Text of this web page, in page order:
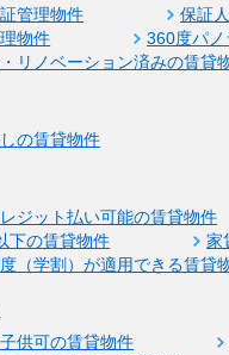
管理物件 保証
物件
360度パ
リノベーション済みの賃貸
の賃貸物件
ジット払い可能の賃貸物件
下の賃貸物件
家
（学割）が適用できる賃貸
供可の賃貸物件